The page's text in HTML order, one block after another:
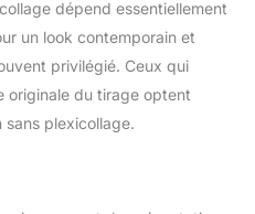
dépend essentiellement
un look contemporain et
privilégié. Ceux qui
originale du tirage optent
plexicollage.